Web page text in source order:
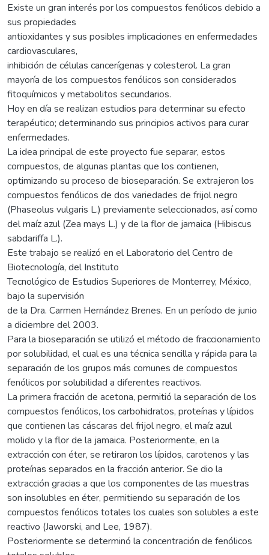
Existe un gran interés por los compuestos fenólicos debido a
sus propiedades
antioxidantes y sus posibles implicaciones en enfermedades
cardiovasculares,
inhibición de células cancerígenas y colesterol. La gran
mayoría de los compuestos fenólicos son considerados
fitoquímicos y metabolitos secundarios.
Hoy en día se realizan estudios para determinar su efecto
terapéutico; determinando sus principios activos para curar
enfermedades.
La idea principal de este proyecto fue separar, estos
compuestos, de algunas plantas que los contienen,
optimizando su proceso de bioseparación. Se extrajeron los
compuestos fenólicos de dos variedades de frijol negro
(Phaseolus vulgaris L.) previamente seleccionados, así como
del maíz azul (Zea mays L.) y de la flor de jamaica (Hibiscus
sabdariffa L.).
Este trabajo se realizó en el Laboratorio del Centro de
Biotecnología, del Instituto
Tecnológico de Estudios Superiores de Monterrey, México,
bajo la supervisión
de la Dra. Carmen Hernández Brenes. En un período de junio
a diciembre del 2003.
Para la bioseparación se utilizó el método de fraccionamiento
por solubilidad, el cual es una técnica sencilla y rápida para la
separación de los grupos más comunes de compuestos
fenólicos por solubilidad a diferentes reactivos.
La primera fracción de acetona, permitió la separación de los
compuestos fenólicos, los carbohidratos, proteínas y lípidos
que contienen las cáscaras del frijol negro, el maíz azul
molido y la flor de la jamaica. Posteriormente, en la
extracción con éter, se retiraron los lípidos, carotenos y las
proteínas separados en la fracción anterior. Se dio la
extracción gracias a que los componentes de las muestras
son insolubles en éter, permitiendo su separación de los
compuestos fenólicos totales los cuales son solubles a este
reactivo (Jaworski, and Lee, 1987).
Posteriormente se determinó la concentración de fenólicos